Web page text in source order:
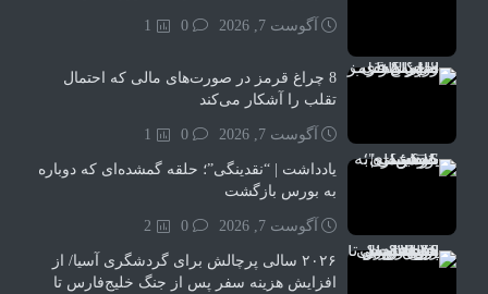
آگوست 7, 2026 1
8 چراغ قرمز در صورت‌های مالی که احتمال
تقلب را آشکار می‌کند
آگوست 7, 2026 1
یادداشت | “نقدینگی”؛ حلقه گمشده‌ای که دوباره
به بورس بازگشت
آگوست 7, 2026 2
۲۰۲۶ سالی پرچالش برای گردشگری آسیا/ از
افزایش هزینه سفر پس از جنگ خلیج‌فارس تا